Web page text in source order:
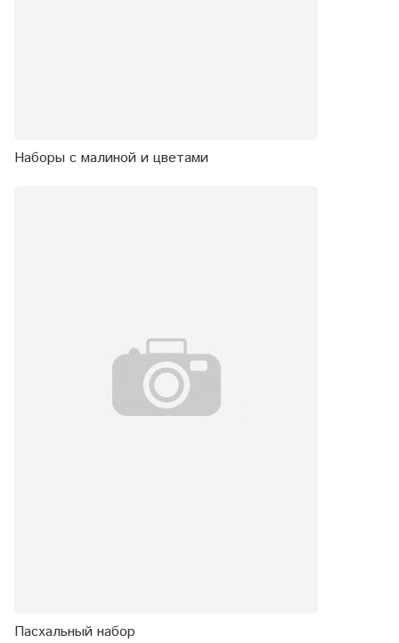
Наборы с малиной и цветами
Пасхальный набор